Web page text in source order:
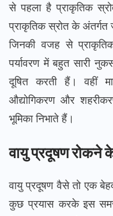
से पहला है प्राकृतिक
प्राकृतिक स्रोत के अंतर्गत
जिनकी वजह से
पर्यावरण में बहुत सारी
दूषित करती हैं। वहीं
औद्योगिकरण और
भूमिका निभाते हैं।
वायु प्रदूषण रोकने
वायु प्रदूषण वैसे तो एक
कुछ प्रयास करके इस